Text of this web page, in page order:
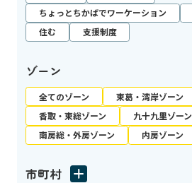
ちょっとちかばでワーケーション
住む
支援制度
ゾーン
全てのゾーン 東葛・湾岸ゾーン
香取・東総ゾーン
九十九里ゾーン
南房総・外房ゾーン
内房ゾーン
市町村